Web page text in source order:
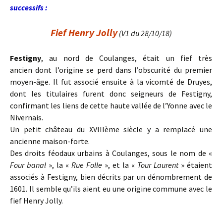
successifs :
Fief Henry Jolly(V1 du 28/10/18)
Festigny, au nord de Coulanges, était un fief très
ancien dont l’origine se perd dans l’obscurité du premier
moyen-âge. Il fut associé ensuite à la vicomté de Druyes,
dont les titulaires furent donc seigneurs de Festigny,
confirmant les liens de cette haute vallée de l’Yonne avec le
Nivernais.
Un petit château du XVIIIème siècle y a remplacé une
ancienne maison-forte.
Des droits féodaux urbains à Coulanges, sous le nom de «
Four banal », la « Rue Folle », et la « Tour Laurent» étaient
associés à Festigny, bien décrits par un dénombrement de
1601. Il semble qu’ils aient eu une origine commune avec le
fief Henry Jolly.